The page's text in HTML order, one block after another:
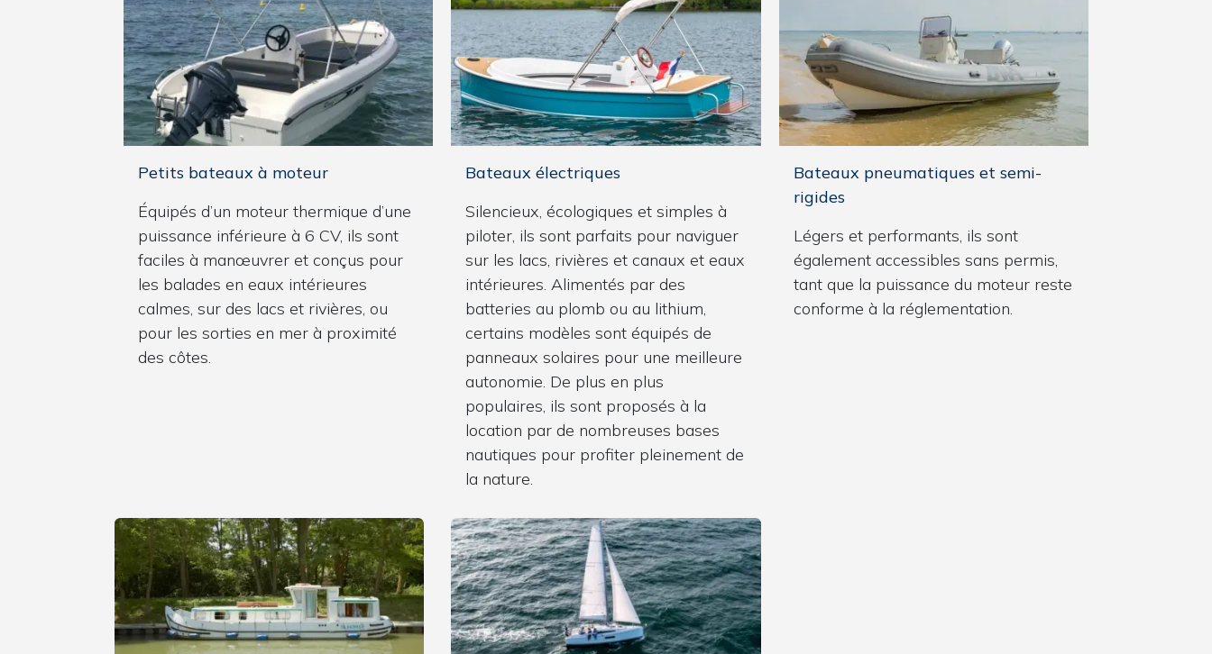
Petits bateaux à moteur
Équipés d’un moteur thermique d’une
puissance inférieure à 6 CV, ils sont
faciles à manœuvrer et conçus pour
les balades en eaux intérieures
calmes, sur des lacs et rivières, ou
pour les sorties en mer à proximité
des côtes.
Bateaux électriques
Silencieux, écologiques et simples à
piloter, ils sont parfaits pour naviguer
sur les lacs, rivières et canaux et eaux
intérieures. Alimentés par des
batteries au plomb ou au lithium,
certains modèles sont équipés de
panneaux solaires pour une meilleure
autonomie. De plus en plus
populaires, ils sont proposés à la
location par de nombreuses bases
nautiques pour profiter pleinement de
la nature.
Bateaux pneumatiques et semi-
rigides
Légers et performants, ils sont
également accessibles sans permis,
tant que la puissance du moteur reste
conforme à la réglementation.